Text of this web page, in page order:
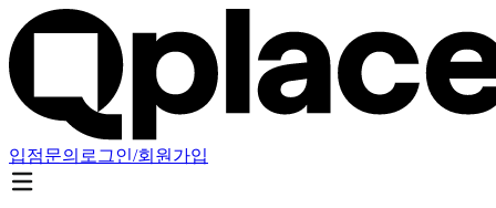
입점문의 로그인/회원가입